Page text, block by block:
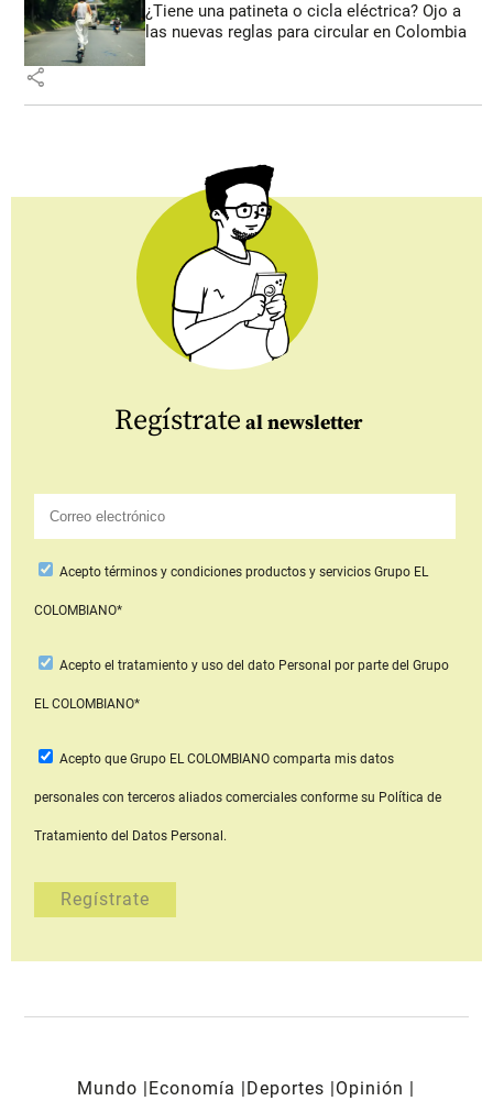
¿Tiene una patineta o cicla eléctrica? Ojo a
las nuevas reglas para circular en Colombia
share
Regístrate al newsletter
Aceptotérminos y condiciones productos y serviciosGrupo EL
COLOMBIANO*
Acepto el tratamiento y uso del dato Personal por parte del Grupo
EL COLOMBIANO*
Acepto que Grupo EL COLOMBIANOcomparta mis datos
personales con terceros aliados comerciales conforme su Política de
Tratamiento del Datos Personal.
Mundo Economía Deportes
Opinión